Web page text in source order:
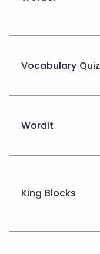
Vocabulary Quiz
Wordit
King Blocks